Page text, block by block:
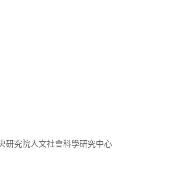
研究院人文社會科學研究中心